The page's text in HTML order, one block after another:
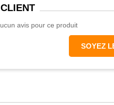
avis pour ce produit
SOYEZ